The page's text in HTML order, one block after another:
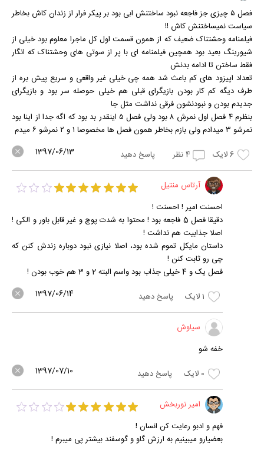
فصل ۵ چیزی جز فاجعه نبود ساختنش ابی بود بر پیکر فرار از زندان کاش بخاطر
سیاست نمیساختنش کاش !!
فیلمنامه وحشتناک ضعیف که از همون قسمت اول کل ماجرا معلوم بود خیلی از
شیورینگ بعید بود همچین فیلمنامه ای با پر از سوتی های وحشتناک که انگار
فقط ساختن تا ادامه بدنش
تعداد اپیزود های کم باعث شد همه چی خیلی غیر واقعی و سریع پیش بره از
طرف دیگه کم کار بودن بازیگرای قبلی هم خیلی حوصله سر بود و بازیگرای
جدیدم بودن و نبودنشون فرقی نداشت مثل جا
بنظرم ۴ فصل اول نمرش ۸ بود ولی فصل ۵ اینقدر بد بود که اگه جدا از اینا بود
نمرشو ۳ میدادم ولی بازم بخاطر همون فصل ها مخصوصا ۱ و ۲ نمرشو ۶ میدم
6لایک 4نظر پاسخ دهید 1397/06/13
آرتاس منتیل
احسنت امیر ! احسنت !
دقیقا فصل 5 فاجعه بود ! محتوا به شدت پوچ و غیر قابل باور و الکی !
اصلا جذابیت هم نداشت !
داستان مایکل تموم شده بود، اصلا نیازی نبود دوباره زندش کنن که
چی رو ثابت کنن !
فصل یک و 4 خیلی جذاب بود واسم البته 2 و 3 هم خوب بودن !
1لایک پاسخ دهید 1397/06/14
سیاوش
خفه شو
0 لایک پاسخ دهید 1397/07/10
امیر نوربخش
فهم و ادبو رعایت کن انسان !
بعضیارو میبینیم به ارزش گاو و گوسفند بیشتر پی میبرم !